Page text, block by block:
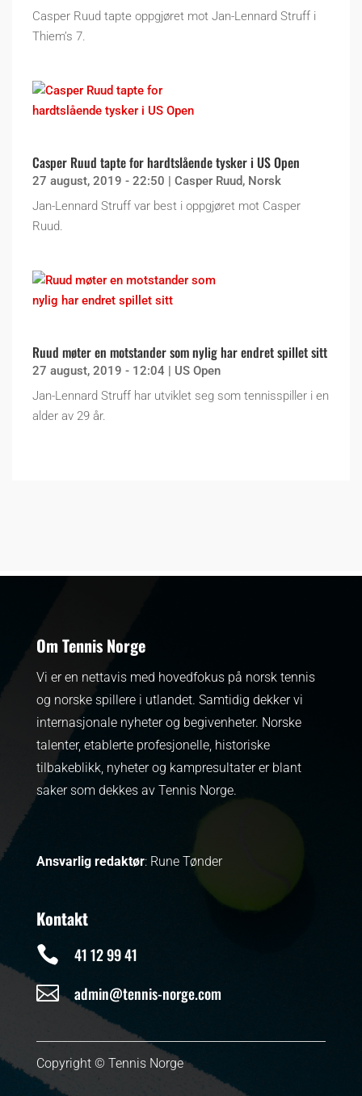
Casper Ruud tapte oppgjøret mot Jan-Lennard Struff i
Thiem’s 7.
Casper Ruud tapte for hardtslående tysker i US Open
27 august, 2019 - 22:50 | Casper Ruud, Norsk
Jan-Lennard Struff var best i oppgjøret mot Casper
Ruud.
Ruud møter en motstander som nylig har endret spillet sitt
27 august, 2019 - 12:04 | US Open
Jan-Lennard Struff har utviklet seg som tennisspiller i en
alder av 29 år.
Om Tennis Norge
Vi er en nettavis med hovedfokus på norsk tennis
og norske spillere i utlandet. Samtidig dekker vi
internasjonale nyheter og begivenheter. Norske
talenter, etablerte profesjonelle, historiske
tilbakeblikk, nyheter og kampresultater er blant
saker som dekkes av Tennis Norge.
Ansvarlig redaktør: Rune Tønder
Kontakt
 41 12 99 41
 admin@tennis-norge.com
Copyright © Tennis Norge